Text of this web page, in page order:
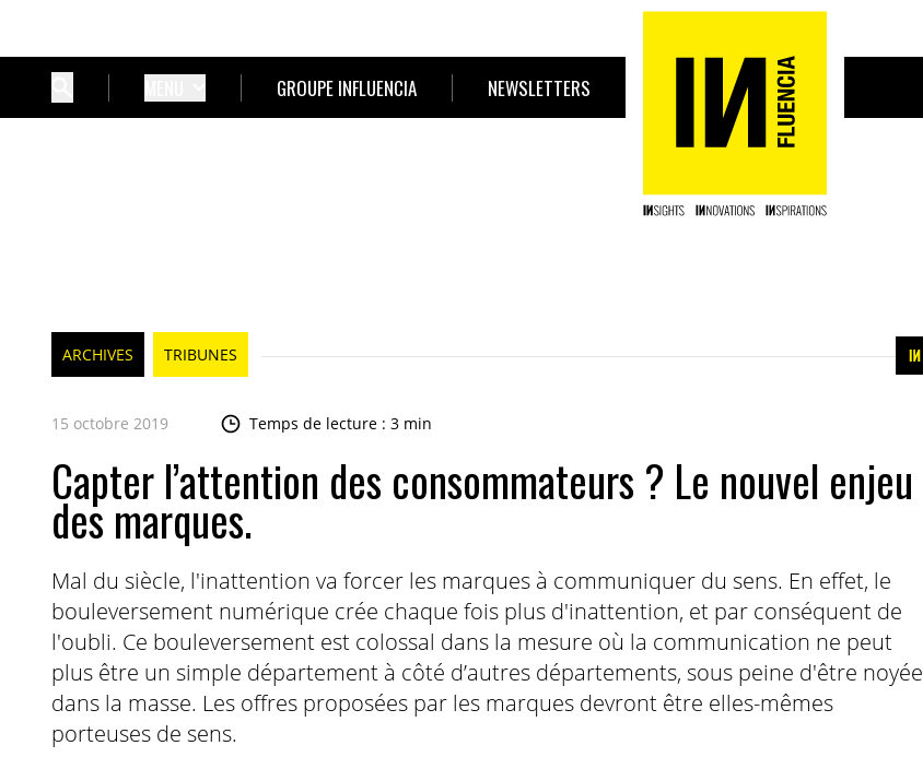
GROUPE INFLUENCIA NEWSLETTERS
ARCHIVES TRIBUNES
15 octobre 2019 Temps de lecture : 3 min
Capter l’attention des consommateurs ? Le nouvel enjeu
des marques.
Mal du siècle, l'inattention va forcer les marques à communiquer du sens. En effet, le
bouleversement numérique crée chaque fois plus d'inattention, et par conséquent de
l'oubli. Ce bouleversement est colossal dans la mesure où la communication ne peut
plus être un simple département à côté d’autres départements, sous peine d'être noyée
dans la masse. Les offres proposées par les marques devront être elles-mêmes
porteuses de sens.